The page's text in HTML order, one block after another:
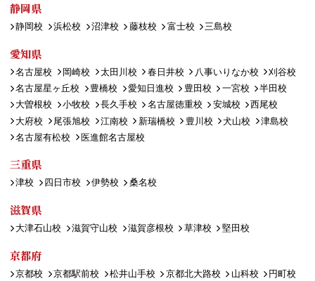
静岡県
静岡校 浜松校 沼津校 藤枝校 富士校 三島校
愛知県
名古屋校 岡崎校 太田川校 春日井校 八事いりなか校
刈谷校
名古屋星ヶ丘校
豊橋校 愛知日進校 豊田校 一宮校
半田校
大曽根校
小牧校 長久手校 名古屋徳重校 安城校
西尾校
大府校
尾張旭校 江南校 新瑞橋校 豊川校 犬山校
津島校
名古屋有松校
医進館名古屋校
三重県
津校 四日市校 伊勢校 桑名校
滋賀県
大津石山校 滋賀守山校 滋賀彦根校 草津校 堅田校
京都府
京都校 京都駅前校 松井山手校 京都北大路校 山科校
円町校